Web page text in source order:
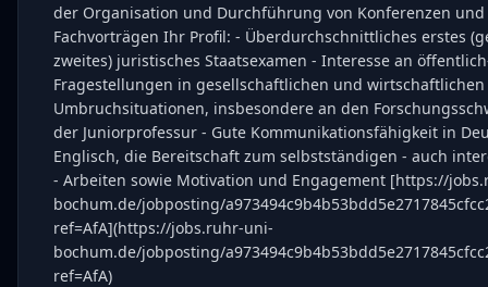
der Organisation und Durchführung von Konferenzen und
Fachvorträgen Ihr Profil: - Überdurchschnittliches erstes
zweites) juristisches Staatsexamen - Interesse an
Fragestellungen in gesellschaftlichen und wirtschaftlichen
Umbruchsituationen, insbesondere an den
der Juniorprofessur - Gute Kommunikationsfähigkeit in
Englisch, die Bereitschaft zum selbstständigen - auch
- Arbeiten sowie Motivation und Engagement [https://
bochum.de/jobposting/
ref=AfA](https://jobs.ruhr-uni-
bochum.de/jobposting/
ref=AfA)